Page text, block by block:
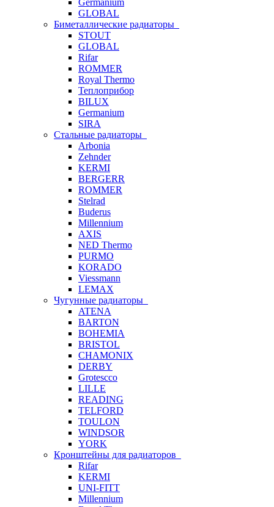
Germanium
GLOBAL
Биметаллические радиаторы
STOUT
GLOBAL
Rifar
ROMMER
Royal Thermo
Теплоприбор
BILUX
Germanium
SIRA
Стальные радиаторы
Arbonia
Zehnder
KERMI
BERGERR
ROMMER
Stelrad
Buderus
Millennium
AXIS
NED Thermo
PURMO
KORADO
Viessmann
LEMAX
Чугунные радиаторы
ATENA
BARTON
BOHEMIA
BRISTOL
CHAMONIX
DERBY
Grotescco
LILLE
READING
TELFORD
TOULON
WINDSOR
YORK
Кронштейны для радиаторов
Rifar
KERMI
UNI-FITT
Millennium